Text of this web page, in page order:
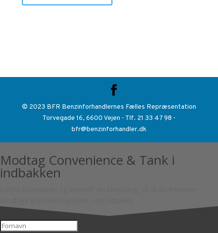
© 2023 BFR Benzinforhandlernes Fælles Repræsentation
Torvegade 16, 6600 Vejen - Tlf. 21 33 47 98 -
bfr@benzinforhandler.dk
Modtag Convenience & Tank i
indbakken